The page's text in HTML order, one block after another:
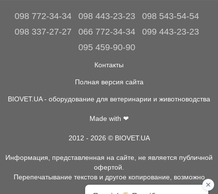
098 772-34-34 098 443-23-23
098 543-54-54
098 337-27-27
066 772-34-34
099 443-23-23
095 459-90-90
Контакты
Полная версия сайта
BIOVET.UA - оборудование для ветеринарии и животноводства
Made with ❤
2012 - 2026 © BIOVET.UA
Информация, представленная на сайте, не является публичной
офертой.
Перепечатывание текстов и другое копирование, возможно
только